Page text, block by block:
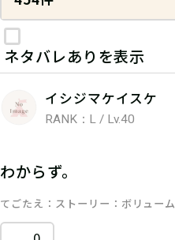
ネタバレありを表示
イシジマケイスケ
RANK：L / Lv.40
わからず。
てごたえ ストーリー ボリューム